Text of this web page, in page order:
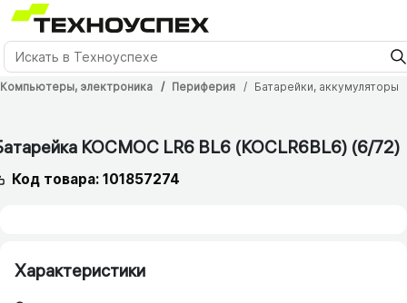
Компьютеры, электроника Периферия Батарейки, аккумуляторы
КОСМОС LR6 BL6 (KOCLR6BL6) (6/​72)
Код товара: 101857274
Характеристики